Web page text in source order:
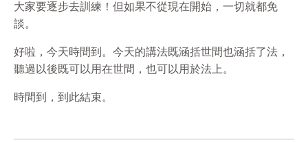
大家要逐步去訓練！但如果不從現在開始，一切就都免
談。
好啦，今天時間到。今天的講法既涵括世間也涵括了法，
聽過以後既可以用在世間，也可以用於法上。
時間到，到此結束。